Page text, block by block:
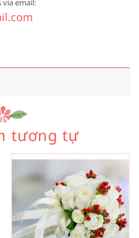
via email:
tương tự